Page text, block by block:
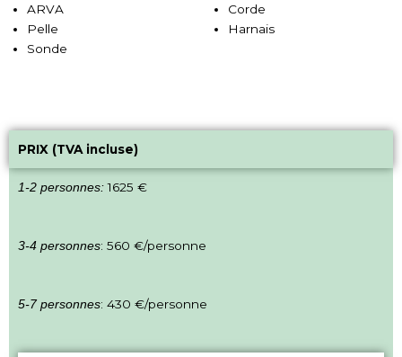
ARVA
Pelle
Sonde
Corde
Harnais
PRIX (TVA incluse)
1-2 personnes: 1625 €
3-4 personnes: 560 €/personne
5-7 personnes: 430 €/personne